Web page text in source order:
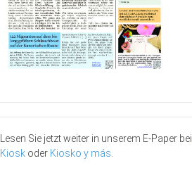
Lesen Sie jetzt weiter in unserem E-Paper bei
Kiosk oder Kiosko y más